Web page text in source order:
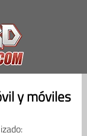
y móviles